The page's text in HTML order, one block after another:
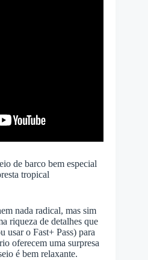
de barco bem especial
tropical
nada radical, mas sim
riqueza de detalhes que
usar o Fast+ Pass) para
oferecem uma surpresa
é bem relaxante.